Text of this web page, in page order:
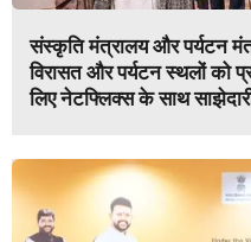
संस्कृति मंत्रालय और पर्यटन
विरासत और पर्यटन स्थलों को
लिए नेटफ्लिक्स के साथ